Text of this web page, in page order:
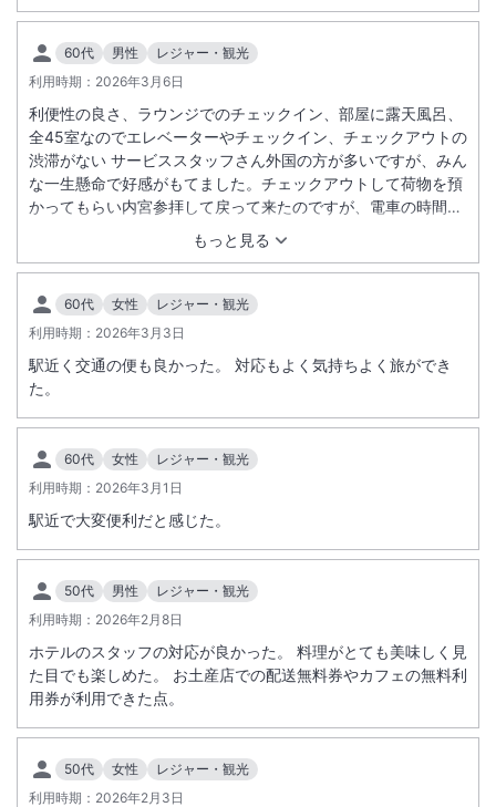
60代 男性
レジャー・観光
利用時期： 2026年3月6日
もっと見る
利便性の良さ、ラウンジでのチェックイン、部屋に露天風呂、
全45室なのでエレベーターやチェックイン、チェックアウトの
渋滞がない サービススタッフさん外国の方が多いですが、みん
な一生懸命で好感がもてました。チェックアウトして荷物を預
かってもらい内宮参拝して戻って来たのですが、電車の時間ま
で1時間以上有りロビーに居てもいいのかな？って思っていた
ら荷物を受け取る時に「良かったらラウンジでごゆっくりされ
てください」と先に声をかけてくれた！しかもフリードリンク
で感激しました。
60代 女性
レジャー・観光
利用時期： 2026年3月3日
駅近く交通の便も良かった。 対応もよく気持ちよく旅ができ
た。
60代 女性
レジャー・観光
利用時期： 2026年3月1日
駅近で大変便利だと感じた。
50代 男性
レジャー・観光
利用時期： 2026年2月8日
ホテルのスタッフの対応が良かった。 料理がとても美味しく見
た目でも楽しめた。 お土産店での配送無料券やカフェの無料利
用券が利用できた点。
50代 女性
レジャー・観光
利用時期： 2026年2月3日